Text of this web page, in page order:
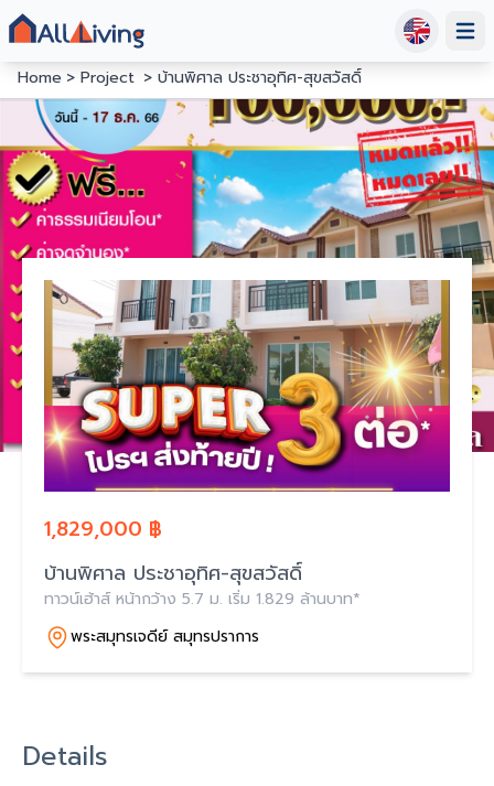
Home
Project บ้านพิศาล ประชาอุทิศ-สุขสวัสดิ์
1,829,000 ฿
บ้านพิศาล ประชาอุทิศ-สุขสวัสดิ์
ทาวน์เฮ้าส์ หน้ากว้าง 5.7 ม. เริ่ม 1.829 ล้านบาท*
พระสมุทรเจดีย์ สมุทรปราการ
Details